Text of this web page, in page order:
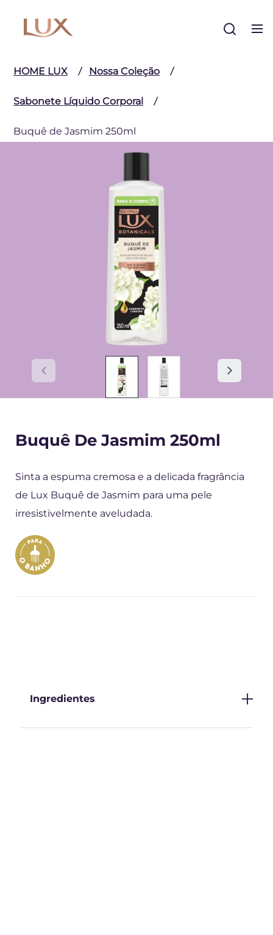
Buscar
HOME LUX Nossa Coleção
Sabonete Líquido Corporal
Buquê de Jasmim 250ml
Buquê De Jasmim 250ml
Sinta a espuma cremosa e a delicada fragrância
de Lux Buquê de Jasmim para uma pele
irresistivelmente aveludada.
Ingredientes